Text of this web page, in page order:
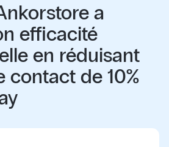
a
efficacité
en réduisant
contact de 10%